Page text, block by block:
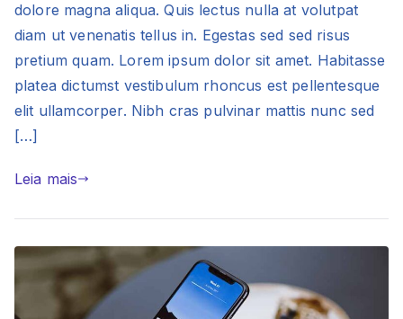
dolore magna aliqua. Quis lectus nulla at volutpat
diam ut venenatis tellus in. Egestas sed sed risus
pretium quam. Lorem ipsum dolor sit amet. Habitasse
platea dictumst vestibulum rhoncus est pellentesque
elit ullamcorper. Nibh cras pulvinar mattis nunc sed
[…]
Leia mais